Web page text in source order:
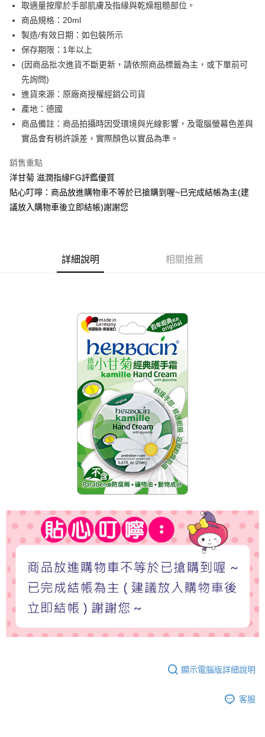
全盈+PAY
ATM付款
運送方式
全家付款取貨
每筆NT$60，滿NT$299(含以上)免運費
付款後全家取貨
每筆NT$60，滿NT$299(含以上)免運費
萊爾富取貨付款
每筆NT$60，滿NT$599(含以上)免運費
每筆NT$60，滿NT$599(含以上)免運費
每筆NT$80，滿NT$799(含以上)免運費
取適量按摩於手部肌膚及指緣與乾燥粗糙部位。
商品規格：20ml
製造/有效日期：如包裝所示
保存期限：1年以上
(因商品批次進貨不斷更新，請依照商品標籤為主，或下單前可
先詢問)
進貨來源：原廠商授權經銷公司貨
產地：德國
商品備註：商品拍攝時因受環境與光線影響，及電腦螢幕色差與
實品會有稍許誤差，實際顏色以實品為準。
銷售重點
洋甘菊 滋潤指緣FG評鑑優質
貼心叮嚀：商品放進購物車不等於已搶購到喔~已完成結帳為主(建
議放入購物車後立即結帳)謝謝您
詳細說明 相關推薦
顯示電腦版詳細說明
客服